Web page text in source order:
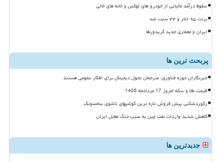
سقوط درآمد مالیاتی از خودرو های لوکس و خانه های خالی
برنت ۹۵ دلار و ۴۴ سنت شد
ایران و معماری جدید کریدورها
پربحث ترین ها
خبرنگاران حوزه فناوری، مترجمان تحول دیجیتال برای افکار عمومی هستند
قیمت طلا و سکه امروز 17 مردادماه 1405
رکوردشکنی پیش فروش تازه ترین گوشیهای تاشوی سامسونگ
کاهش شدید واردات نفت چین به سبب جنگ مقابل ایران
جدیدترین ها